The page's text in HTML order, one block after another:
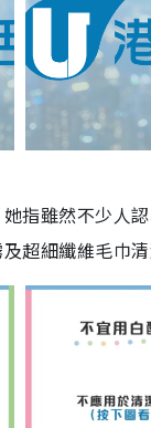
她指雖然不少人
超細纖維毛巾清